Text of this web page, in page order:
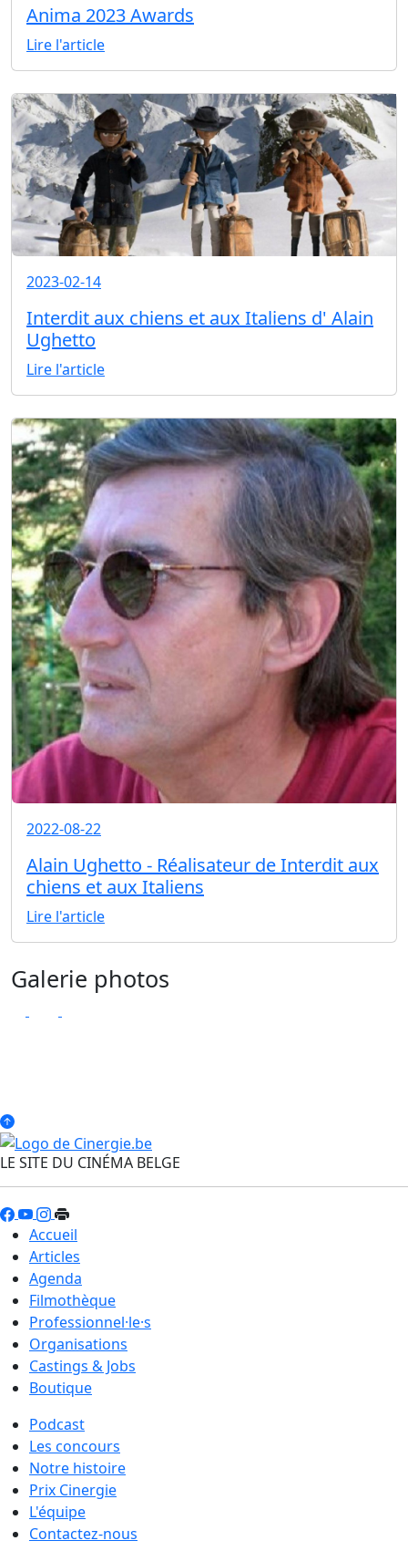
Anima 2023 Awards
Lire l'article
2023-02-14
Interdit aux chiens et aux Italiens d' Alain
Ughetto
Lire l'article
2022-08-22
Alain Ughetto - Réalisateur de Interdit aux
chiens et aux Italiens
Lire l'article
Galerie photos
LE SITE DU CINÉMA BELGE
Accueil
Articles
Agenda
Filmothèque
Professionnel·le·s
Organisations
Castings & Jobs
Boutique
Podcast
Les concours
Notre histoire
Prix Cinergie
L'équipe
Contactez-nous